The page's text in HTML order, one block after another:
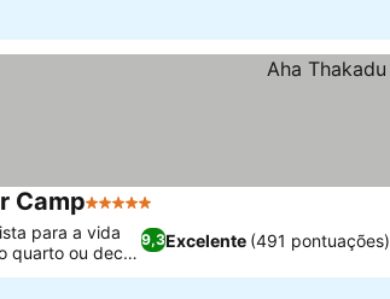
Camp5 Estrelas
9,3Excelente (491 pontuações)
para a vida
quarto ou deck